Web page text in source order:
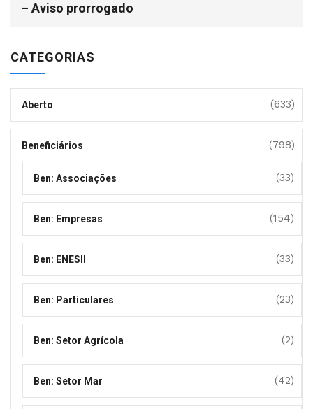
– Aviso prorrogado
CATEGORIAS
Aberto (633)
Beneficiários (798)
Ben: Associações (33)
Ben: Empresas (154)
Ben: ENESII (33)
Ben: Particulares (23)
Ben: Setor Agrícola (2)
Ben: Setor Mar (42)